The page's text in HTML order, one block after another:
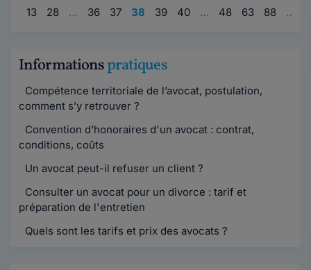
13 28 … 36 37 38 39 40 … 48 63 88 …
Informationspratiques
Compétence territoriale de l’avocat, postulation,
comment s’y retrouver ?
Convention d’honoraires d'un avocat : contrat,
conditions, coûts
Un avocat peut-il refuser un client ?
Consulter un avocat pour un divorce : tarif et
préparation de l'entretien
Quels sont les tarifs et prix des avocats ?